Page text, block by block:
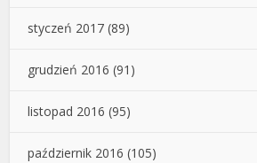
styczeń 2017 (89)
grudzień 2016 (91)
listopad 2016 (95)
październik 2016 (105)